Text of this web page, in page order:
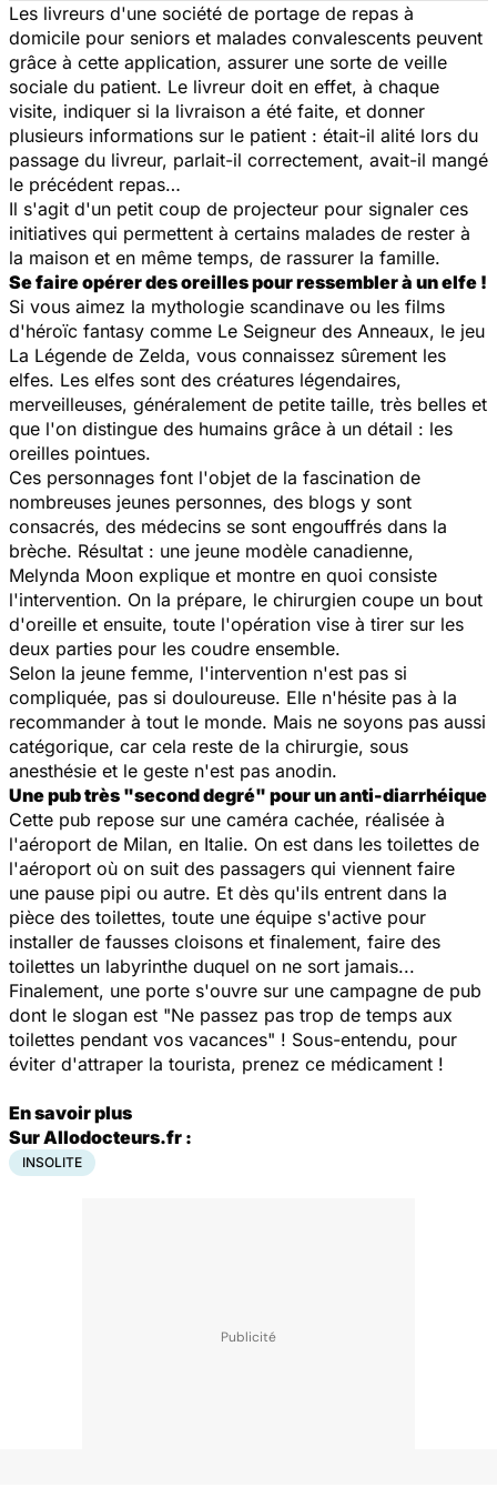
Les livreurs d'une société de portage de repas à
domicile pour seniors et malades convalescents peuvent
grâce à cette application, assurer une sorte de veille
sociale du patient. Le livreur doit en effet, à chaque
visite, indiquer si la livraison a été faite, et donner
plusieurs informations sur le patient : était-il alité lors du
passage du livreur, parlait-il correctement, avait-il mangé
le précédent repas…
Il s'agit d'un petit coup de projecteur pour signaler ces
initiatives qui permettent à certains malades de rester à
la maison et en même temps, de rassurer la famille.
Se faire opérer des oreilles pour ressembler à un elfe !
Si vous aimez la mythologie scandinave ou les films
d'héroïc fantasy comme Le Seigneur des Anneaux, le jeu
La Légende de Zelda, vous connaissez sûrement les
elfes. Les elfes sont des créatures légendaires,
merveilleuses, généralement de petite taille, très belles et
que l'on distingue des humains grâce à un détail : les
oreilles pointues.
Ces personnages font l'objet de la fascination de
nombreuses jeunes personnes, des blogs y sont
consacrés, des médecins se sont engouffrés dans la
brèche. Résultat : une jeune modèle canadienne,
Melynda Moon explique et montre en quoi consiste
l'intervention. On la prépare, le chirurgien coupe un bout
d'oreille et ensuite, toute l'opération vise à tirer sur les
deux parties pour les coudre ensemble.
Selon la jeune femme, l'intervention n'est pas si
compliquée, pas si douloureuse. Elle n'hésite pas à la
recommander à tout le monde. Mais ne soyons pas aussi
catégorique, car cela reste de la chirurgie, sous
anesthésie et le geste n'est pas anodin.
Une pub très "second degré" pour un anti-diarrhéique
Cette pub repose sur une caméra cachée, réalisée à
l'aéroport de Milan, en Italie. On est dans les toilettes de
l'aéroport où on suit des passagers qui viennent faire
une pause pipi ou autre. Et dès qu'ils entrent dans la
pièce des toilettes, toute une équipe s'active pour
installer de fausses cloisons et finalement, faire des
toilettes un labyrinthe duquel on ne sort jamais...
Finalement, une porte s'ouvre sur une campagne de pub
dont le slogan est "Ne passez pas trop de temps aux
toilettes pendant vos vacances" ! Sous-entendu, pour
éviter d'attraper la tourista, prenez ce médicament !
En savoir plus
Sur Allodocteurs.fr :
INSOLITE